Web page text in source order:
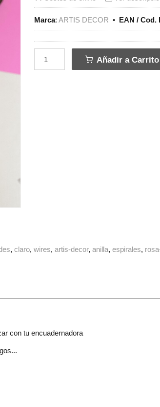
Marca:ARTIS DECOR • EAN / Cod.
Añadir a Carrito
claro wires artis-decor anilla espirales
con tu encuadernadora